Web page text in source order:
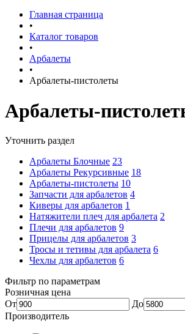
Главная страница
•
Каталог товаров
•
Арбалеты
•
Арбалеты-пистолеты
Арбалеты-
Уточнить раздел
Арбалеты Блочные 23
Арбалеты Рекурсивные 18
Арбалеты-пистолеты 10
Запчасти для арбалетов 4
Киверы для арбалетов 1
Натяжители плеч для арбалета 2
Плечи для арбалетов 9
Прицелы для арбалетов 3
Тросы и тетивы для арбалета 6
Чехлы для арбалетов 6
Фильтр по параметрам
Розничная цена
От
До
Производитель